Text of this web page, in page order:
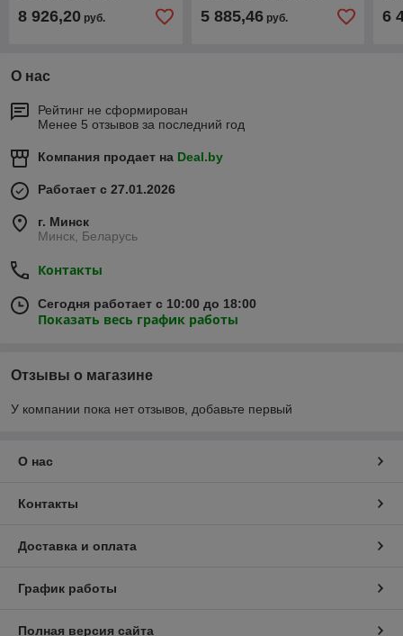
8 926,20 руб. 5 885,46руб. 6
О нас
Рейтинг не сформирован
Менее 5 отзывов за последний год
Компания продает на Deal.by
Работает с 27.01.2026
г. Минск
Минск, Беларусь
Контакты
Сегодня работает с 10:00 до 18:00
Показать весь график работы
Отзывы о магазине
У компании пока нет отзывов, добавьте первый
О нас
Контакты
Доставка и оплата
График работы
Полная версия сайта